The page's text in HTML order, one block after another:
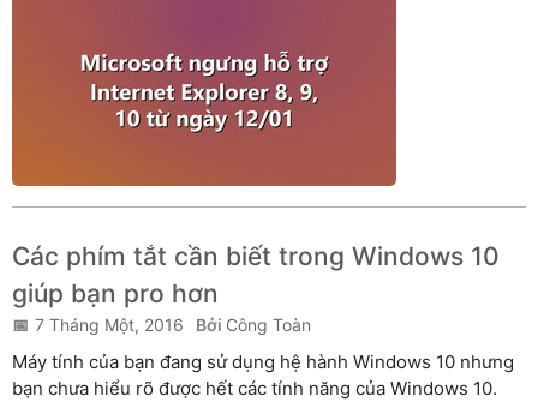
Các phím tắt cần biết trong Windows 10
giúp bạn pro hơn
7 Tháng Một, 2016 Công Toàn
Máy tính của bạn đang sử dụng hệ hành Windows 10 nhưng
bạn chưa hiểu rõ được hết các tính năng của Windows 10.